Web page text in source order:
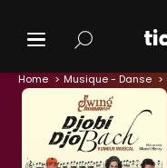
Home Musique - Danse